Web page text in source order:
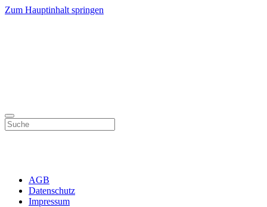
Zum Hauptinhalt springen
AGB
Datenschutz
Impressum